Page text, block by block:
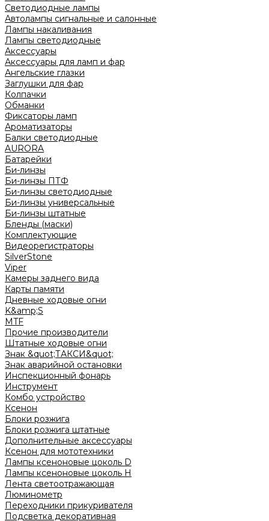
Светодиодные лампы
Автолампы сигнальные и салонные
Лампы накаливания
Лампы светодиодные
Аксессуары
Аксессуары для ламп и фар
Ангельские глазки
Заглушки для фар
Колпачки
Обманки
Фиксаторы ламп
Ароматизаторы
Балки светодиодные
AURORA
Батарейки
Би-линзы
Би-линзы ПТФ
Би-линзы светодиодные
Би-линзы универсальные
Би-линзы штатные
Бленды (маски)
Комплектующие
Видеорегистраторы
SilverStone
Viper
Камеры заднего вида
Карты памяти
Дневные ходовые огни
K&amp;S
MTF
Прочие производители
Штатные ходовые огни
Знак &quot;ТАКСИ&quot;
Знак аварийной остановки
Инспекционный фонарь
Инструмент
Комбо устройство
Ксенон
Блоки розжига
Блоки розжига штатные
Дополнительные аксессуары
Ксенон для мототехники
Лампы ксеноновые цоколь D
Лампы ксеноновые цоколь H
Лента светоотражающая
Люминометр
Переходники прикуривателя
Подсветка декоративная